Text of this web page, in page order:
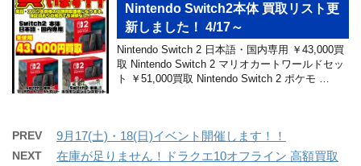
Nintendo Switch2本体 買取リスト更
新しました！ 4/17～
Nintendo Switch 2 日本語・国内専用 ￥43,000買
取 Nintendo Switch 2 マリオカートワールドセッ
ト ￥51,000買取 Nintendo Switch 2 ポケモ …
PREV 9月17(土)・18(日)イベント開催します！！
NEXT 在庫が足りません！ドラクエ10オフライン 高額買取